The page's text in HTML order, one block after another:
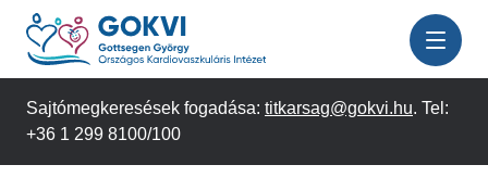
Ugrás
tartalomra
Sajtómegkeresések fogadása: titkarsag@gokvi.hu. Tel:
+36 1 299 8100/100